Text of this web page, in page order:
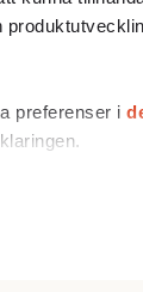
preferenser i
sådana